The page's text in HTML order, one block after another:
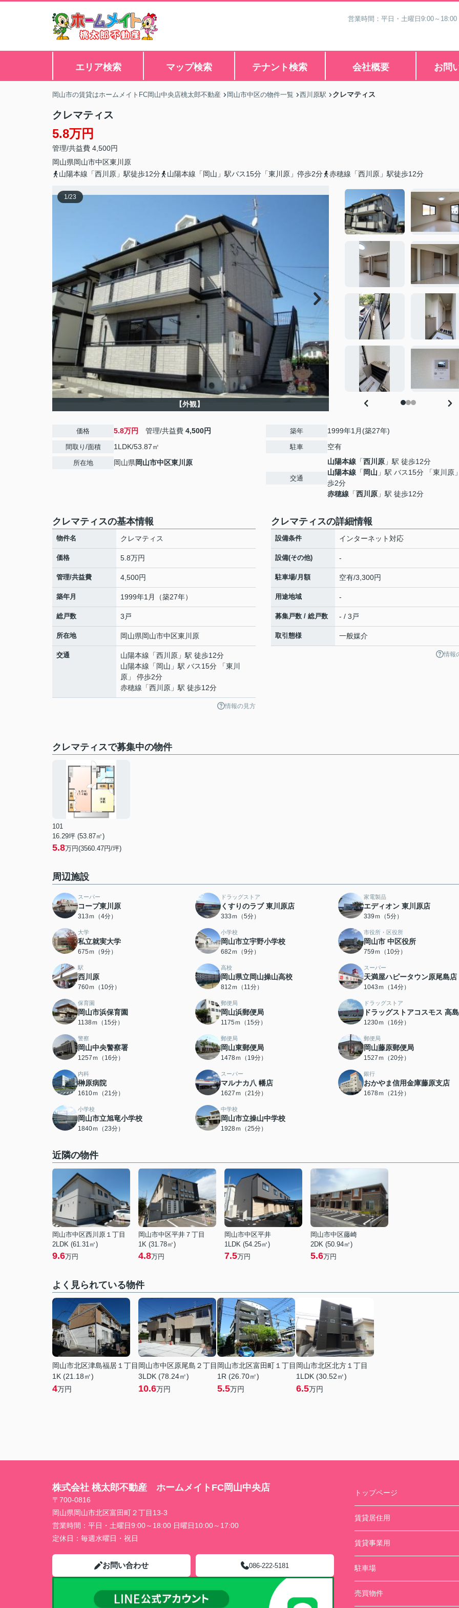
営業時間：平日・土曜日9:00～
エリア検索 マップ検索 テナント検索 会社概要 お問
岡山市の賃貸はホームメイトFC岡山中央店桃太郎不動産 岡山市中区の物件一覧 西川原駅 クレマティス
クレマティス
5.8万円
管理/共益費 4,500円
岡山県岡山市中区東川原
山陽本線「西川原」駅徒歩12分
山陽本線「岡山」駅バス15分「東川原」停歩2分 赤穂線「西川原」駅徒歩12分
1/23
【外観】
価格 5.8万円 管理/共益費 4,500円
間取り/面積 1LDK/53.87㎡
所在地 岡山県岡山市中区東川原
築年 1999年1月(築27年)
駐車 空有
交通
山陽本線 「西川原 」駅 徒歩12分
山陽本線 「 岡山 」駅 バス15分 「東川原
歩2分
赤穂線 「西川原 」駅 徒歩12分
クレマティスの基本情報
物件名 クレマティス
価格 5.8万円
管理/共益費 4,500円
築年月 1999年1月（築27年）
総戸数 3戸
所在地 岡山県岡山市中区東川原
交通 山陽本線 「西川原 」駅 徒歩12分
山陽本線 「 岡山 」駅 バス15分 「東川
原」 停歩2分
赤穂線 「西川原 」駅 徒歩12分
情報の見方
クレマティスの詳細情報
設備条件 インターネット対応
設備(その他) -
駐車場/月額 空有/3,300円
用途地域 -
募集戸数 / 総戸数 - / 3戸
取引態様 一般媒介
情報
クレマティスで募集中の物件
101
16.29坪 (53.87㎡)
5.8万円(3560.47円/坪)
周辺施設
スーパー
コープ東川原
313ｍ（4分）
ドラッグストア
くすりのラブ 東川原店
333ｍ（5分）
家電製品
エディオン 東川原店
339ｍ（5分）
大学
私立就実大学
675ｍ（9分）
小学校
岡山市立宇野小学校
682ｍ（9分）
市役所・区役所
岡山市 中区役所
759ｍ（10分）
駅
西川原
760ｍ（10分）
高校
岡山県立岡山操山高校
812ｍ（11分）
スーパー
天満屋ハピータウン原尾島店
1043ｍ（14分）
保育園
岡山市浜保育園
1138ｍ（15分）
郵便局
岡山浜郵便局
1175ｍ（15分）
ドラッグストア
ドラッグストアコスモス 高
1230ｍ（16分）
警察
岡山中央警察署
1257ｍ（16分）
郵便局
岡山東郵便局
1478ｍ（19分）
郵便局
岡山藤原郵便局
1527ｍ（20分）
内科
榊原病院
1610ｍ（21分）
スーパー
マルナカ八 幡店
1627ｍ（21分）
銀行
おかやま信用金庫藤原支店
1678ｍ（21分）
小学校
岡山市立旭竜小学校
1840ｍ（23分）
中学校
岡山市立操山中学校
1928ｍ（25分）
近隣の物件
岡山市中区西川原１丁目
2LDK (61.31㎡)
9.6万円
岡山市中区平井７丁目
1K (31.78㎡)
4.8万円
岡山市中区平井
1LDK (54.25㎡)
7.5万円
岡山市中区藤崎
2DK (50.94㎡)
5.6万円
よく見られている物件
岡山市北区津島福居１丁目
1K (21.18㎡)
4万円
岡山市中区原尾島２丁目
3LDK (78.24㎡)
10.6万円
岡山市北区富田町１丁目
1R (26.70㎡)
5.5万円
岡山市北区北方１丁目
1LDK (30.52㎡)
6.5万円
株式会社 桃太郎不動産 ホームメイトFC岡山中央店
〒700-0816
岡山県岡山市北区富田町２丁目13-3
営業時間： 平日・土曜日9:00～18:00 日曜日10:00～17:00
定休日： 毎週水曜日・祝日
お問い合わせ 086-222-5181
トップページ
賃貸居住用
賃貸事業用
駐車場
売買物件